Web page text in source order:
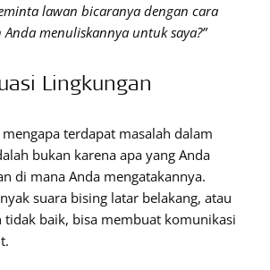
lawan bicaranya dengan cara
Anda menuliskannya untuk saya?”
Lingkungan
terdapat masalah dalam
bukan karena apa yang Anda
di mana Anda mengatakannya.
suara bising latar belakang, atau
tidak baik, bisa membuat komunikasi